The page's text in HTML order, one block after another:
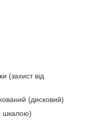
(захист від
(дисковий)
шкалою)